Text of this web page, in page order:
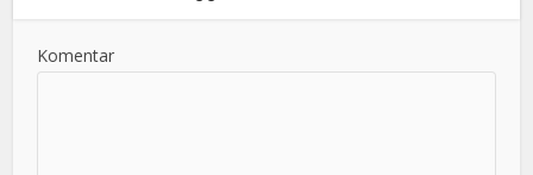
Komentar